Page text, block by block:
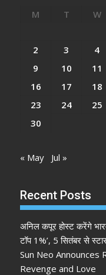
M T W
2
3 4
9
10 11
16
17 18
23
24 25
30
« May Jul »
Recent Posts
अनिल कपूर होस्ट करेंगे
टॉप 1%’, 5 सितंबर से
Sun Neo Announces
Revenge and Love